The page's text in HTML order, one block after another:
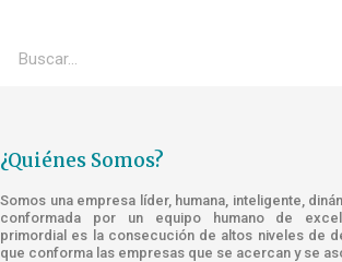
¿Quiénes Somos?
Somos una empresa líder, humana, inteligente,
conformada por un equipo humano de
primordial es la consecución de altos niveles de
que conforma las empresas que se acercan y se